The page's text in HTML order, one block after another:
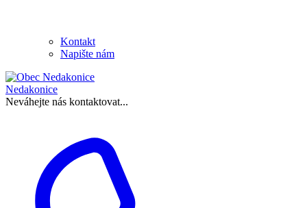
Kontakt
Napište nám
Nedakonice
Neváhejte nás kontaktovat...